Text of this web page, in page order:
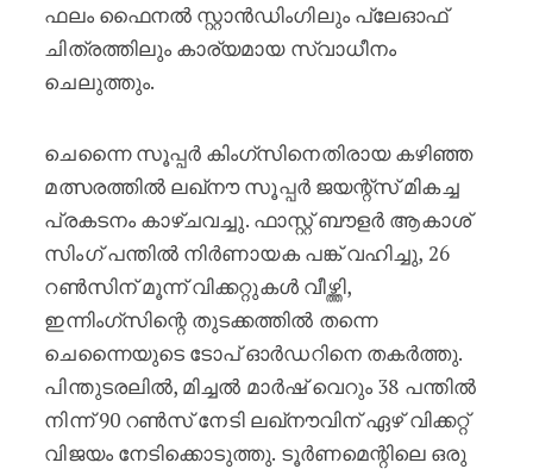
ഫലം ഫൈനൽ സ്റ്റാൻഡിംഗിലും പ്ലേഓഫ്
ചിത്രത്തിലും കാര്യമായ സ്വാധീനം
ചെലുത്തും.
ചെന്നൈ സൂപ്പർ കിംഗ്‌സിനെതിരായ കഴിഞ്ഞ
മത്സരത്തിൽ ലഖ്‌നൗ സൂപ്പർ ജയന്റ്‌സ് മികച്ച
പ്രകടനം കാഴ്ചവച്ചു. ഫാസ്റ്റ് ബൗളർ ആകാശ്
സിംഗ് പന്തിൽ നിർണായക പങ്ക് വഹിച്ചു, 26
റൺസിന് മൂന്ന് വിക്കറ്റുകൾ വീഴ്ത്തി,
ഇന്നിംഗ്‌സിന്റെ തുടക്കത്തിൽ തന്നെ
ചെന്നൈയുടെ ടോപ് ഓർഡറിനെ തകർത്തു.
പിന്തുടരലിൽ, മിച്ചൽ മാർഷ് വെറും 38 പന്തിൽ
നിന്ന് 90 റൺസ് നേടി ലഖ്‌നൗവിന് ഏഴ് വിക്കറ്റ്
വിജയം നേടിക്കൊടുത്തു. ടൂർണമെന്റിലെ ഒരു